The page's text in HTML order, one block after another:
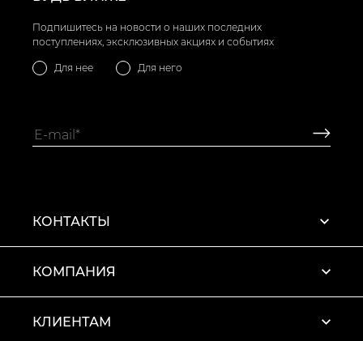
Подпишитесь на новости о наших последних
поступлениях, эксклюзивных акциях и событиях
Для нее Для него
КОНТАКТЫ
КОМПАНИЯ
КЛИЕНТАМ